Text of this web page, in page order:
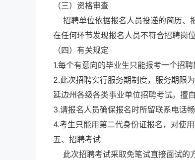
（三）资格审查
招聘单位依据报名人员投递的简历、
在任何环节发现报名人员不符合招聘岗
（四）有关规定
1.每个有意向的毕业生只能报考一个招聘
2.此次招聘实行服务期制度，服务期限
延边州各级各类事业单位招聘考试。擅
3.请报名人员确保报名时所留联系电话
4.考生只能用第二代身份证报名，对使
五、招聘考试
此次招聘考试采取免笔试直接面试的